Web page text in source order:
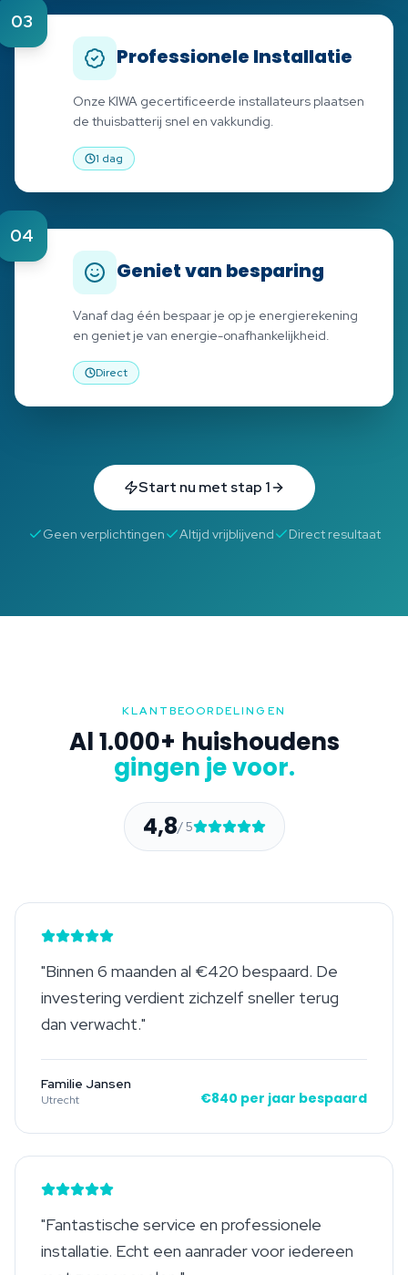
03
Professionele Installatie
Onze KIWA gecertificeerde installateurs plaatsen
de thuisbatterij snel en vakkundig.
1 dag
04
Geniet van besparing
Vanaf dag één bespaar je op je energierekening
en geniet je van energie-onafhankelijkheid.
Direct
Start nu met stap 1
Geen verplichtingen Altijd vrijblijvend Direct resultaat
KLANTBEOORDELINGEN
Al 1.000+ huishoudens
gingen je voor.
4,8/ 5
"Binnen 6 maanden al €420 bespaard. De
investering verdient zichzelf sneller terug
dan verwacht."
Familie Jansen
Utrecht €840 per jaar bespaard
"Fantastische service en professionele
installatie. Echt een aanrader voor iedereen